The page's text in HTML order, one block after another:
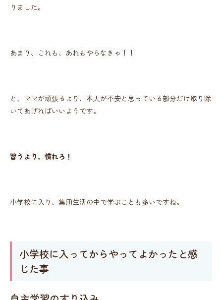
りました。
あまり、これも、あれもやらなきゃ！！
と、ママが頑張るより、本人が不安と思っている部分だけ取り除
いてあげればいいようです。
習うより、慣れろ！
小学校に入り、集団生活の中で学ぶことも多いですね。
小学校に入ってからやってよかったと感
じた事